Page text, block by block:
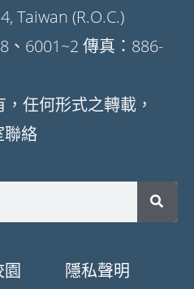
Taiwan (R.O.C.)
、6001~2 傳真：886-
任何形式之轉載，
聯絡
園 隱私聲明